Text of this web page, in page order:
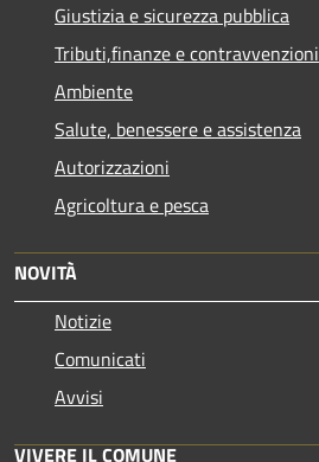
Giustizia e sicurezza pubblica
Tributi,finanze e contravvenzioni
Ambiente
Salute, benessere e assistenza
Autorizzazioni
Agricoltura e pesca
NOVITÀ
Notizie
Comunicati
Avvisi
VIVERE IL COMUNE